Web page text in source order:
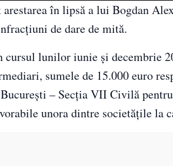
în lipsă a lui Bogdan
de dare de mită.
lunilor iunie şi decembrie
sumele de 15.000 euro
– Secţia VII Civilă
unora dintre societăţile la